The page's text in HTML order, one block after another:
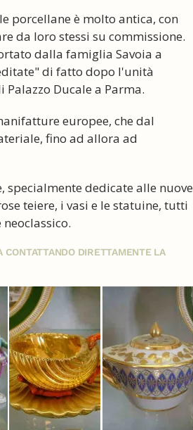
porcellane è molto antica, con
da loro stessi su commissione.
dalla famiglia Savoia a
di fatto dopo l'unità
Ducale a Parma.
europee, che dal
fino ad allora ad
specialmente dedicate alle nuove
teiere, i vasi e le statuine, tutti
DIRETTAMENTE LA